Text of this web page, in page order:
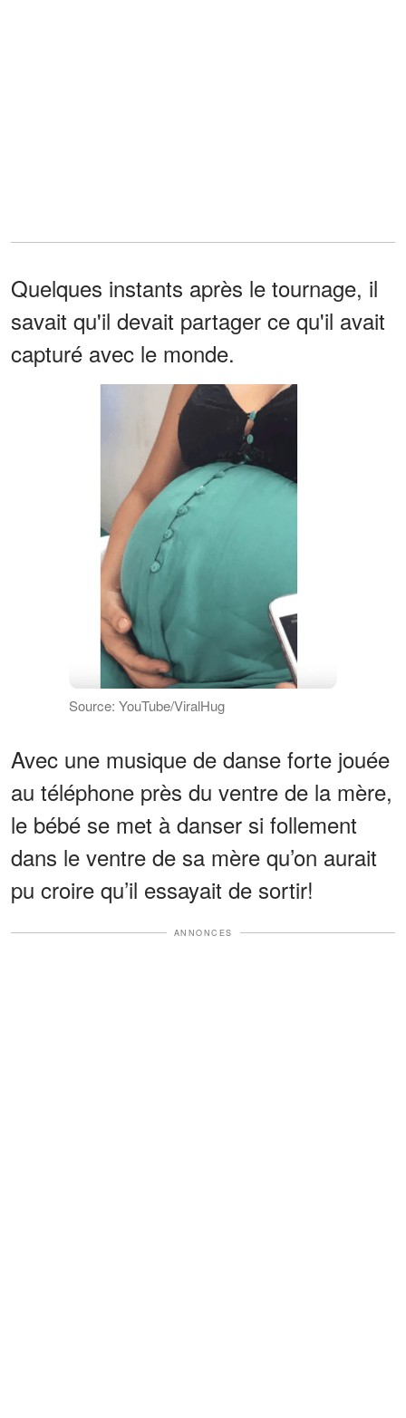
Quelques instants après le tournage, il
savait qu'il devait partager ce qu'il avait
capturé avec le monde.
Source: YouTube/ViralHug
Avec une musique de danse forte jouée
au téléphone près du ventre de la mère,
le bébé se met à danser si follement
dans le ventre de sa mère qu’on aurait
pu croire qu’il essayait de sortir!
ANNONCES